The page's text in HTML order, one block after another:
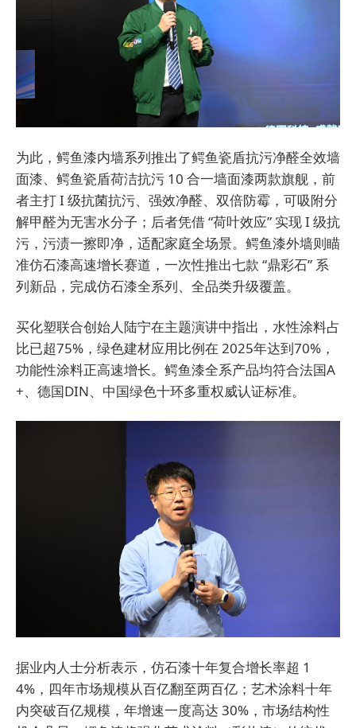
为此，鳄鱼漆内墙系列推出了鳄鱼瓷盾抗污净醛全效墙
面漆、鳄鱼瓷盾荷洁抗污 10 合一墙面漆两款旗舰，前
者主打 I 级抗菌抗污、强效净醛、双倍防霉，可吸附分
解甲醛为无害水分子；后者凭借 “荷叶效应” 实现 I 级抗
污，污渍一擦即净，适配家庭全场景。鳄鱼漆外墙则瞄
准仿石漆高速增长赛道，一次性推出七款 “鼎彩石” 系
列新品，完成仿石漆全系列、全品类升级覆盖。
买化塑联合创始人陆宁在主题演讲中指出，水性涂料占
比已超75% ，绿色建材应用比例在 2025年达到70% ，
功能性涂料正高速增长。鳄鱼漆全系产品均符合法国A
+、德国DIN、中国绿色十环多重权威认证标准。
据业内人士分析表示，仿石漆十年复合增长率超 1
4%，四年市场规模从百亿翻至两百亿；艺术涂料十年
内突破百亿规模，年增速一度高达 30%，市场结构性